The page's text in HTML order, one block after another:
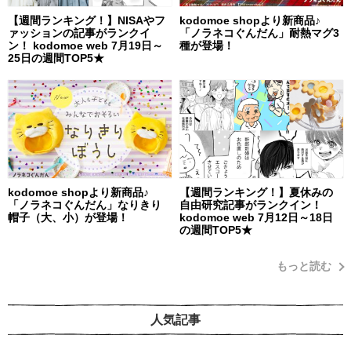
【週間ランキング！】NISAやフ
ァッションの記事がランクイ
ン！ kodomoe web 7月19日～
25日の週間TOP5★
kodomoe shopより新商品♪
「ノラネコぐんだん」耐熱マグ3
種が登場！
kodomoe shopより新商品♪
「ノラネコぐんだん」なりきり
帽子（大、小）が登場！
【週間ランキング！】夏休みの
自由研究記事がランクイン！
kodomoe web 7月12日～18日
の週間TOP5★
もっと読む
人気記事